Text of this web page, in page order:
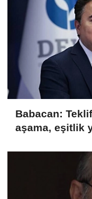
Babacan:
aşama, eşitlik